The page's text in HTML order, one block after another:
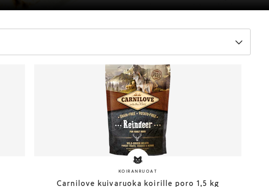
KOIRANRUOAT
Carnilove kuivaruoka koirille poro 1,5 kg